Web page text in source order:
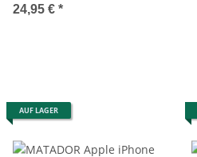
24,95 € *
AUF LAGER